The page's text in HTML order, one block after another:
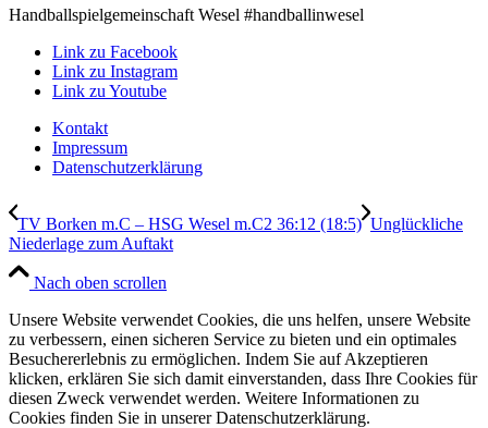
Handballspielgemeinschaft Wesel #handballinwesel
Link zu Facebook
Link zu Instagram
Link zu Youtube
Kontakt
Impressum
Datenschutzerklärung
TV Borken m.C – HSG Wesel m.C2 36:12 (18:5) Unglückliche
Niederlage zum Auftakt
Nach oben scrollen
Unsere Website verwendet Cookies, die uns helfen, unsere Website
zu verbessern, einen sicheren Service zu bieten und ein optimales
Besuchererlebnis zu ermöglichen. Indem Sie auf Akzeptieren
klicken, erklären Sie sich damit einverstanden, dass Ihre Cookies für
diesen Zweck verwendet werden. Weitere Informationen zu
Cookies finden Sie in unserer Datenschutzerklärung.